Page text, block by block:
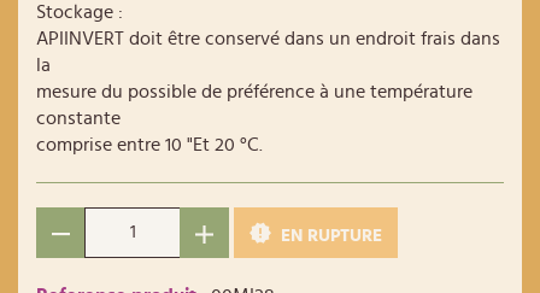
Stockage :
APIINVERT doit être conservé dans un endroit frais dans
la
mesure du possible de préférence à une température
constante
comprise entre 10 "Et 20 °C.
EN RUPTURE